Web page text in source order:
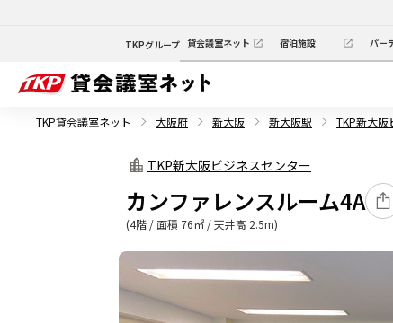
TKPグループ 貸会議室ネット 宿泊施設 パー
TKP貸会議室ネット 大阪府 新大阪 新大阪駅 TKP新大阪
TKP新大阪ビジネスセンター
カンファレンスルーム4A
(4階 / 面積 76㎡ / 天井高 2.5m)